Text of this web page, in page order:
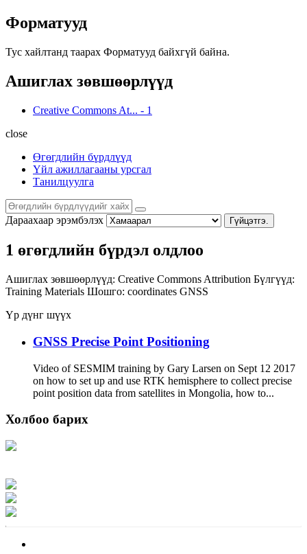
Форматууд
Тус хайлтанд таарах Форматууд байхгүй байна.
Ашиглах зөвшөөрлүүд
Creative Commons At... - 1
close
Өгөгдлийн бүрдлүүд
Үйл ажиллагааны урсгал
Танилцуулга
Дараахаар эрэмбэлэх Гүйцэтгэ.
1 өгөгдлийн бүрдэл олдлоо
Ашиглах зөвшөөрлүүд: Creative Commons Attribution Бүлгүүд:
Training Materials Шошго: coordinates GNSS
Үр дүнг шүүх
GNSS Precise Point Positioning
Video of SESMIM training by Gary Larsen on Sept 12 2017
on how to set up and use RTK hemisphere to collect precise
point position data from satellites in Mongolia, how to...
Холбоо барих